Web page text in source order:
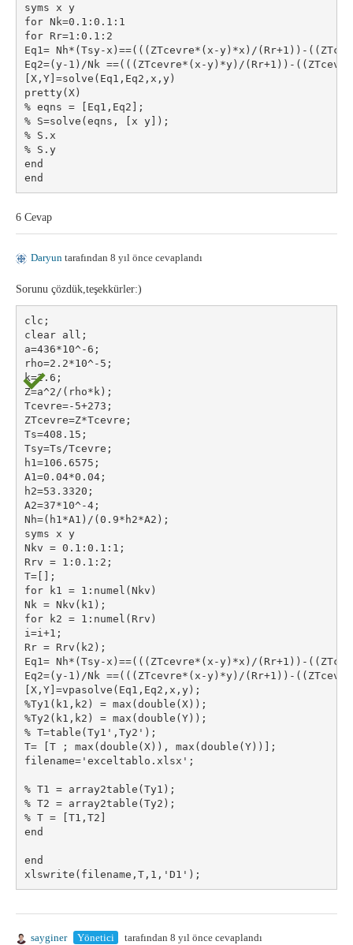
syms x y
for Nk=0.1:0.1:1
for Rr=1:0.1:2
Eq1= Nh*(Tsy-x)==(((ZTcevre*(x-y)*x)/(Rr+1))-
Eq2=(y-1)/Nk ==(((ZTcevre*(x-y)*y)/(Rr+1))-
[X,Y]=solve(Eq1,Eq2,x,y)
pretty(X)
% eqns = [Eq1,Eq2];
% S=solve(eqns, [x y]);
% S.x
% S.y
end
end
6 Cevap
Daryun tarafından 8 yıl önce cevaplandı
Sorunu çözdük,teşekkürler:)
clc;
clear all;
a=436*10^-6;
rho=2.2*10^-5;
k=2.6;
Z=a^2/(rho*k);
Tcevre=-5+273;
ZTcevre=Z*Tcevre;
Ts=408.15;
Tsy=Ts/Tcevre;
h1=106.6575;
A1=0.04*0.04;
h2=53.3320;
A2=37*10^-4;
Nh=(h1*A1)/(0.9*h2*A2);
syms x y
Nkv = 0.1:0.1:1;
Rrv = 1:0.1:2;
T=[];
for k1 = 1:numel(Nkv)
Nk = Nkv(k1);
for k2 = 1:numel(Rrv)
i=i+1;
Rr = Rrv(k2);
Eq1= Nh*(Tsy-x)==(((ZTcevre*(x-y)*x)/(Rr+1))-
Eq2=(y-1)/Nk ==(((ZTcevre*(x-y)*y)/(Rr+1))-
[X,Y]=vpasolve(Eq1,Eq2,x,y);
%Ty1(k1,k2) = max(double(X));
%Ty2(k1,k2) = max(double(Y));
% T=table(Ty1',Ty2');
T= [T ; max(double(X)), max(double(Y))];
filename='exceltablo.xlsx';
% T1 = array2table(Ty1);
% T2 = array2table(Ty2);
% T = [T1,T2]
end
end
xlswrite(filename,T,1,'D1');
sayginer Yönetici tarafından 8 yıl önce cevaplandı